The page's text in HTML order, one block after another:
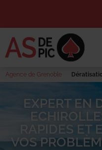
Agence de Grenoble
EXPERT EN
RAPIDES ET
VOS